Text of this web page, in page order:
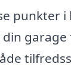
punkter